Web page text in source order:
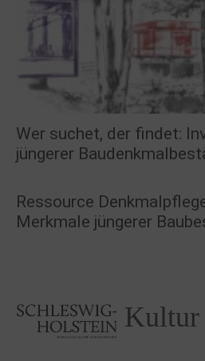
Wer suchet, der findet:
jüngerer
Ressource
Merkmale jüngerer
Kultur